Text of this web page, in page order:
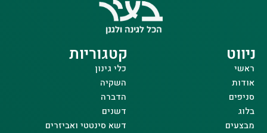
ניווט
ראשי
אודות
סניפים
בלוג
מבצעים
קטגוריות
כלי גינון
השקיה
הדברה
דשנים
דשא סינטטי ואביזרים